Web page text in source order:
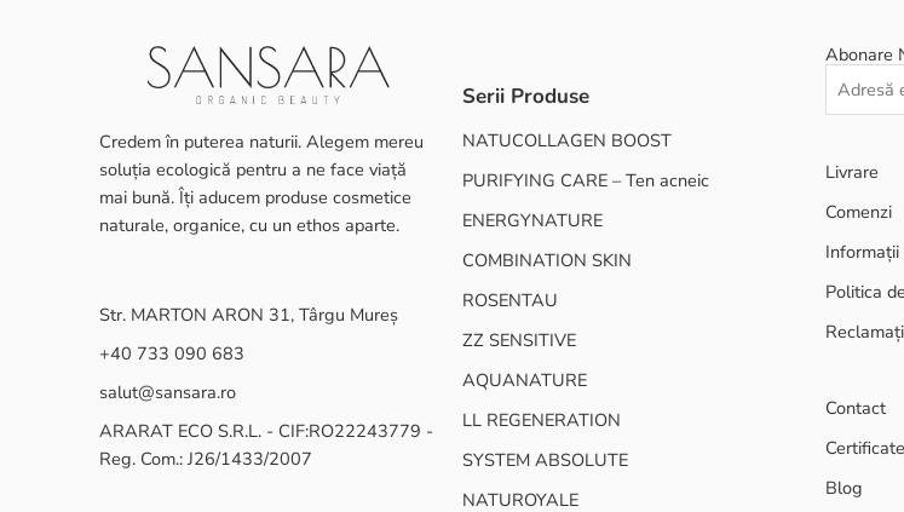
Credem în puterea naturii. Alegem mereu
soluția ecologică pentru a ne face viață
mai bună. Îți aducem produse cosmetice
naturale, organice, cu un ethos aparte.
Str. MARTON ARON 31, Târgu Mureș
+40 733 090 683
salut@sansara.ro
ARARAT ECO S.R.L. - CIF:RO22243779 -
Reg. Com.: J26/1433/2007
Serii Produse
NATUCOLLAGEN BOOST
PURIFYING CARE – Ten acneic
ENERGYNATURE
COMBINATION SKIN
ROSENTAU
ZZ SENSITIVE
AQUANATURE
LL REGENERATION
SYSTEM ABSOLUTE
NATUROYALE
Abonare
Livrare
Comenzi
Informații
Politica
Contact
Blog